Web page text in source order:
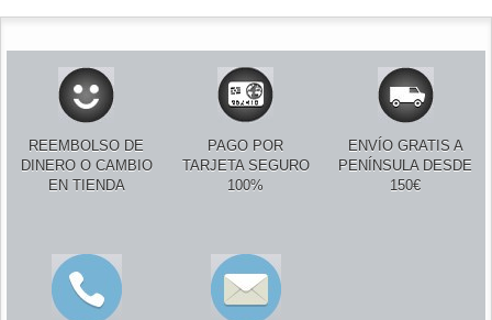
REEMBOLSO DE
DINERO O CAMBIO
EN TIENDA
PAGO POR
TARJETA SEGURO
100%
ENVÍO GRATIS A
PENÍNSULA DESDE
150€